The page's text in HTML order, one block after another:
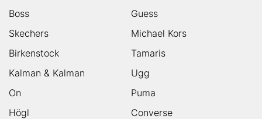
Boss
Guess
Skechers
Michael Kors
Birkenstock
Tamaris
Kalman & Kalman
Ugg
On
Puma
Högl
Converse